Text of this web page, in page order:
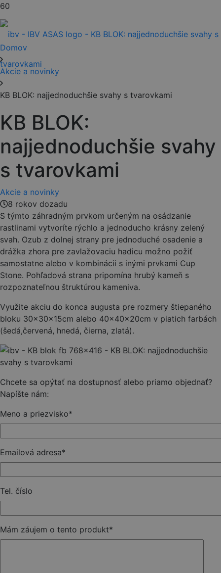
Domov
Akcie a novinky
KB BLOK: najjednoduchšie svahy s tvarovkami
KB BLOK:
najjednoduchšie svahy
s tvarovkami
Akcie a novinky
8 rokov dozadu
S týmto záhradným prvkom určeným na osádzanie
rastlinami vytvoríte rýchlo a jednoducho krásny zelený
svah. Ozub z dolnej strany pre jednoduché osadenie a
drážka zhora pre zavlažovaciu hadicu možno požiť
samostatne alebo v kombinácii s inými prvkami Cup
Stone. Pohľadová strana pripomína hrubý kameň s
rozpoznateľnou štruktúrou kameniva.
Využite akciu do konca augusta pre rozmery štiepaného
bloku 30x30x15cm alebo 40x40x20cm v piatich farbách
(šedá,červená, hnedá, čierna, zlatá).
Chcete sa opýtať na dostupnosť alebo priamo objednať?
Napíšte nám:
Meno a priezvisko*
Emailová adresa*
Tel. číslo
Mám záujem o tento produkt*